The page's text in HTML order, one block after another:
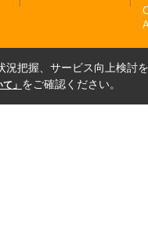
況把握、サービス向上検討
」 をご確認ください。